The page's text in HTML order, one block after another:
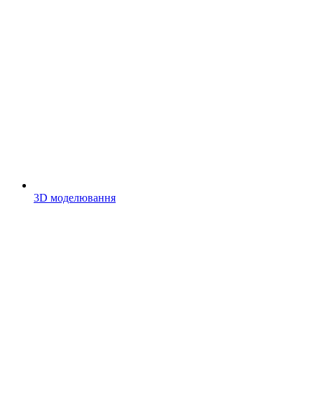
3D моделювання